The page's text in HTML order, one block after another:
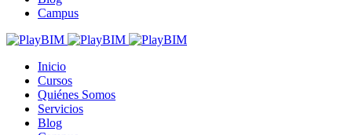
Campus
Inicio
Cursos
Quiénes Somos
Servicios
Blog